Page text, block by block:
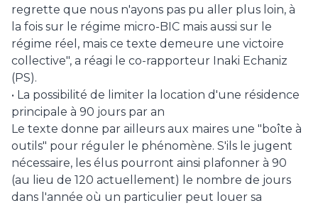
regrette que nous n'ayons pas pu aller plus loin, à
la fois sur le régime micro-BIC mais aussi sur le
régime réel, mais ce texte demeure une victoire
collective", a réagi le co-rapporteur Inaki Echaniz
(PS).
• La possibilité de limiter la location d'une résidence
principale à 90 jours par an
Le texte donne par ailleurs aux maires une "boîte à
outils" pour réguler le phénomène. S'ils le jugent
nécessaire, les élus pourront ainsi plafonner à 90
(au lieu de 120 actuellement) le nombre de jours
dans l'année où un particulier peut louer sa